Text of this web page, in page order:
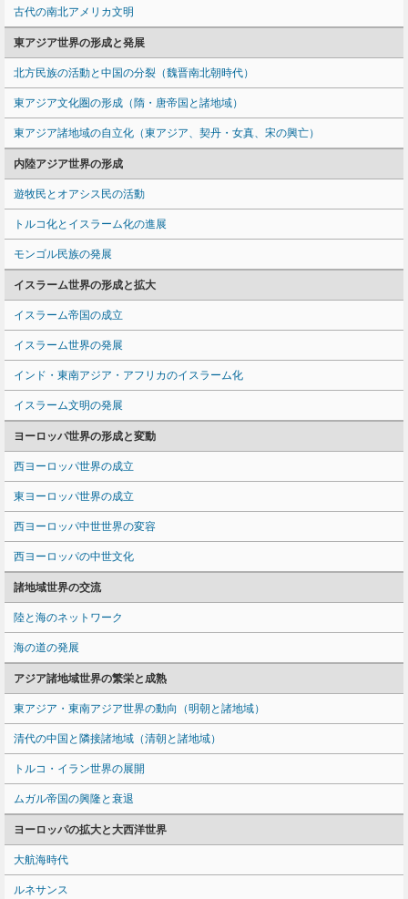
古代の南北アメリカ文明
東アジア世界の形成と発展
北方民族の活動と中国の分裂（魏晋南北朝時代）
東アジア文化圏の形成（隋・唐帝国と諸地域）
東アジア諸地域の自立化（東アジア、契丹・女真、宋の興亡）
内陸アジア世界の形成
遊牧民とオアシス民の活動
トルコ化とイスラーム化の進展
モンゴル民族の発展
イスラーム世界の形成と拡大
イスラーム帝国の成立
イスラーム世界の発展
インド・東南アジア・アフリカのイスラーム化
イスラーム文明の発展
ヨーロッパ世界の形成と変動
西ヨーロッパ世界の成立
東ヨーロッパ世界の成立
西ヨーロッパ中世世界の変容
西ヨーロッパの中世文化
諸地域世界の交流
陸と海のネットワーク
海の道の発展
アジア諸地域世界の繁栄と成熟
東アジア・東南アジア世界の動向（明朝と諸地域）
清代の中国と隣接諸地域（清朝と諸地域）
トルコ・イラン世界の展開
ムガル帝国の興隆と衰退
ヨーロッパの拡大と大西洋世界
大航海時代
ルネサンス